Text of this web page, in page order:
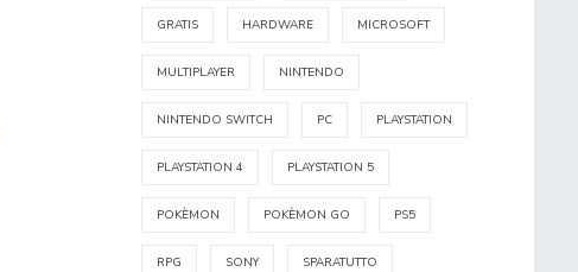
GRATIS HARDWARE MICROSOFT
MULTIPLAYER NINTENDO
NINTENDO SWITCH PC PLAYSTATION
PLAYSTATION 4 PLAYSTATION 5
POKÈMON POKÈMON GO PS5
RPG SONY SPARATUTTO